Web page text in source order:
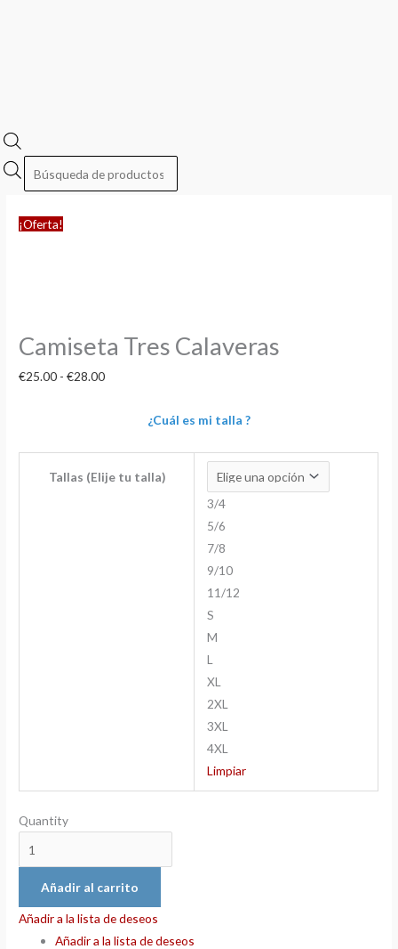
¡Oferta!
Camiseta Tres Calaveras
€25.00 - €28.00
¿Cuál es mi talla ?
Tallas (Elije tu talla)
3/4
5/6
7/8
9/10
11/12
S
M
L
XL
2XL
3XL
4XL
Limpiar
Quantity
Añadir al carrito
Añadir a la lista de deseos
Añadir a la lista de deseos